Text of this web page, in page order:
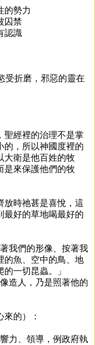
的勢力
囚禁
認識
受折磨，邪惡的靈在
聖經裡的治理不是掌
的，所以神國度裡的
大衛是他百姓的牧
是來保護他們的牧
放時祂甚是喜悅，這
最好的草地喝最好的
我們的形像、按著我
的魚、空中的鳥、地
一切昆蟲。」
造人，乃是照著他的
的）：
力、領導，例政府執